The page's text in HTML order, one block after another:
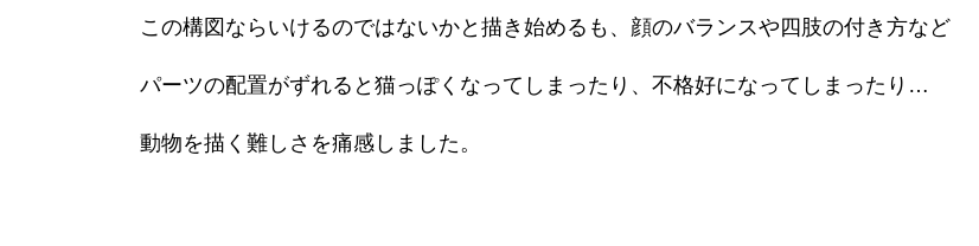
この構図ならいけるのではないかと描き始めるも、顔のバランスや四肢の付き方など
パーツの配置がずれると猫っぽくなってしまったり、不格好になってしまったり…
動物を描く難しさを痛感しました。